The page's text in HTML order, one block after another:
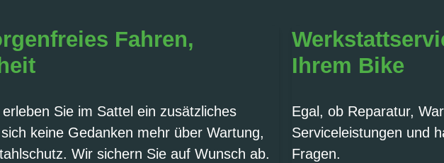
Fahren,
Sie im Sattel ein zusätzliches
keine Gedanken mehr über Wartung,
Wir sichern Sie auf Wunsch ab.
Ihrem Bike
Egal, ob Reparatur,
Serviceleistungen und
Fragen.